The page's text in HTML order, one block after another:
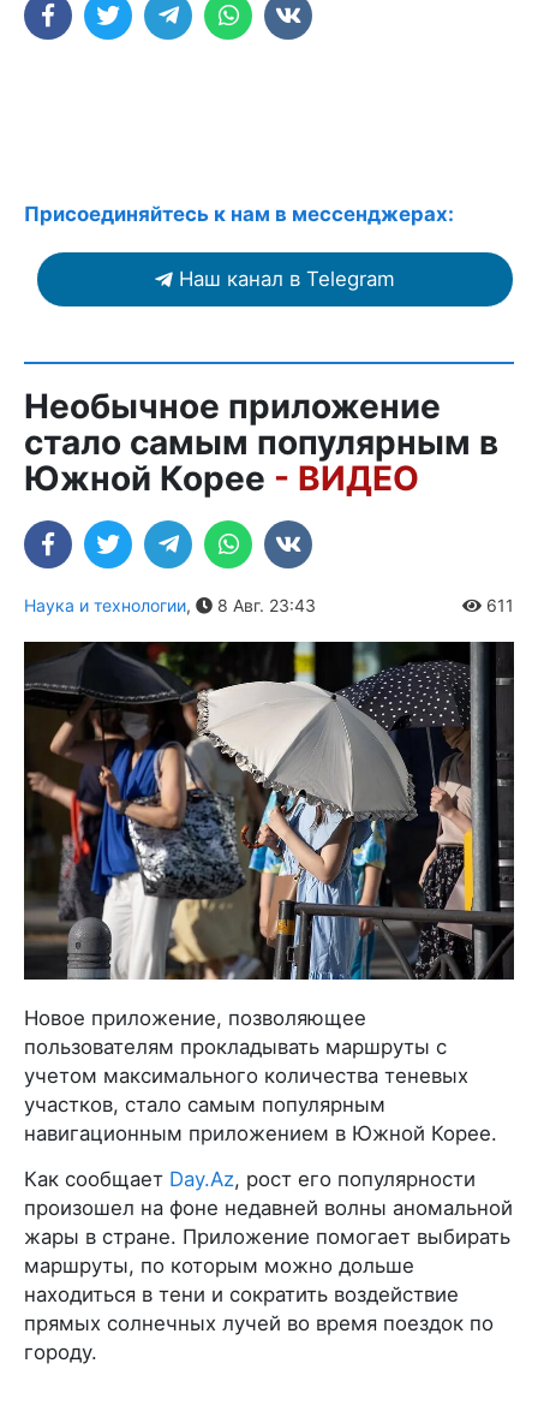
Присоединяйтесь к нам в мессенджерах:
Наш канал в Telegram
Необычное приложение
стало самым популярным в
Южной Корее - ВИДЕО
Наука и технологии, 8 Авг. 23:43 611
Новое приложение, позволяющее
пользователям прокладывать маршруты с
учетом максимального количества теневых
участков, стало самым популярным
навигационным приложением в Южной Корее.
Как сообщает Day.Az, рост его популярности
произошел на фоне недавней волны аномальной
жары в стране. Приложение помогает выбирать
маршруты, по которым можно дольше
находиться в тени и сократить воздействие
прямых солнечных лучей во время поездок по
городу.